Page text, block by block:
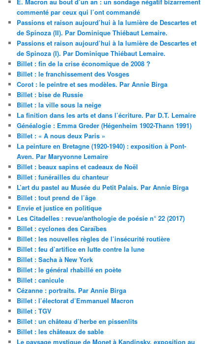
commenté par ceux qui l’ont commandé
Passions et raison aujourd’hui à la lumière de Descartes et
de Spinoza (II). Par Dominique Thiébaut Lemaire.
Passions et raison aujourd’hui à la lumière de Descartes et
de Spinoza (I). Par Dominique Thiébaut Lemaire.
Billet : fin de la crise économique de 2008 ?
Billet : le franchissement des Vosges
Corot : le peintre et ses modèles. Par Annie Birga
Billet : bise de Russie
Billet : la ville sous la neige
La finition dans les arts et dans l’écriture. Par D.T. Lemaire
Généalogie : Emma Greder (Hégenheim 1902-Thann 1991)
Billet : « A nous deux Paris »
La peinture en Bretagne (1920-1940) : exposition à Pont-
Aven. Par Maryvonne Lemaire
Billet : beaux sapins et cadeaux de Noël
Billet : funérailles du chanteur
L’art du pastel au Musée du Petit Palais. Par Annie Birga
Billet : tout prend de l’âge
Envie et justice en politique
Les Citadelles : revue/anthologie de poésie n° 22 (2017)
Billet : cyclones des Caraïbes
Billet : les nouvelles règles de l’insécurité routière
Billet : feu d’artifice en lutte contre la lune
Billet : Sacha à New York
Billet : le général rhabillé en poète
Billet : canicule
Cézanne : portraits. Par Annie Birga
Billet : l’électorat d’Emmanuel Macron
Billet : TGV
Billet : un château d’herbe en pissenlits
Billet : les châteaux de sable
Le paysage mystique de Monet à Kandinsky, exposition au